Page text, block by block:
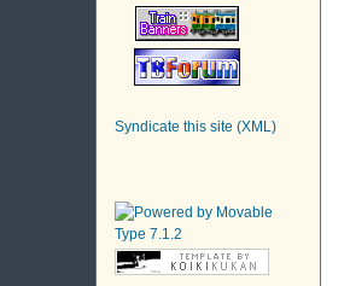
Syndicate this site (XML)